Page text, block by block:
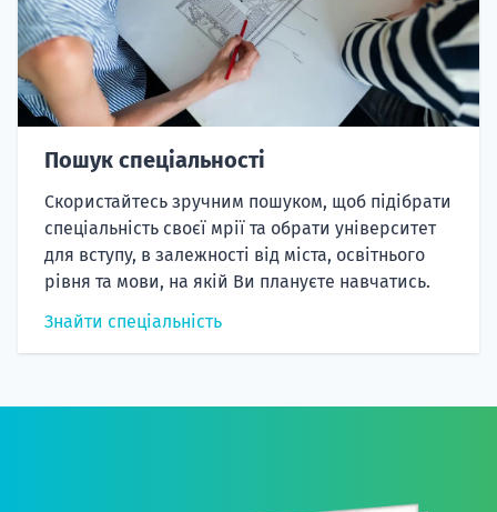
Пошук спеціальності
Скористайтесь зручним пошуком, щоб підібрати
спеціальність своєї мрії та обрати університет
для вступу, в залежності від міста, освітнього
рівня та мови, на якій Ви плануєте навчатись.
Знайти спеціальність